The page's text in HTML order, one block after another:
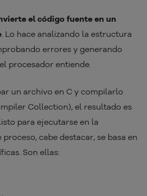
el código fuente en un
. Lo hace analizando la estructura
errores y generando
procesador entiende.
un archivo en C y compilarlo
Collection), el resultado es
para ejecutarse en la
cabe destacar, se basa en
Son ellas: